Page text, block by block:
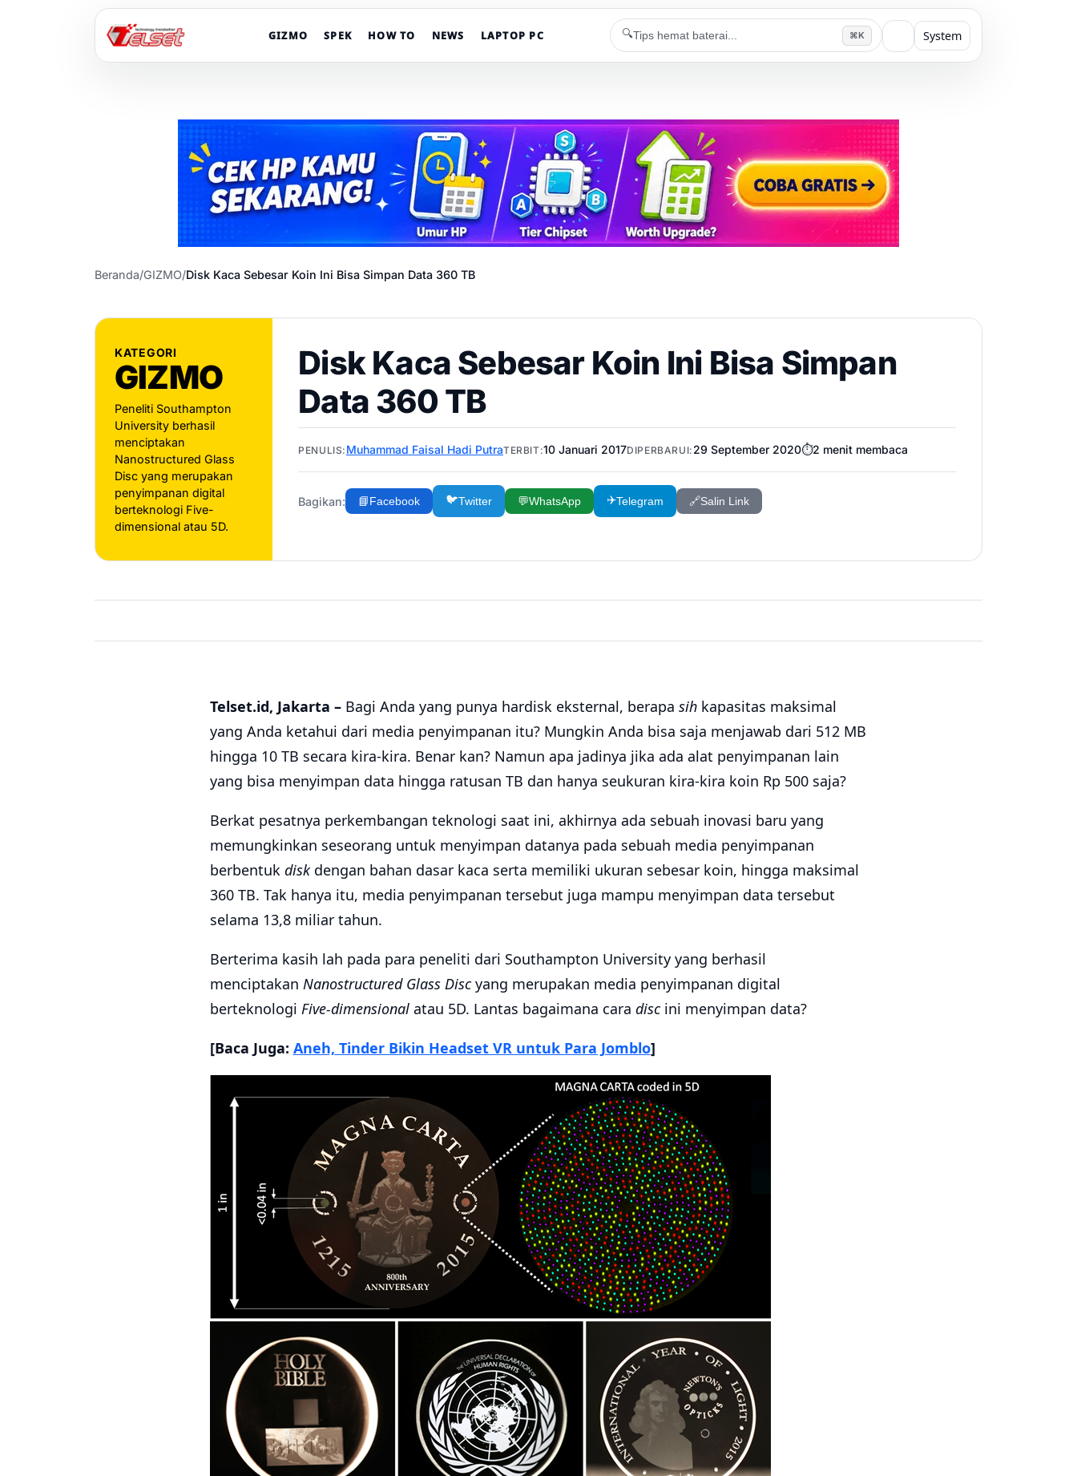
GIZMO SPEK HOW TO NEWS LAPTOP PC 🔍 ⌘K System
Beranda/GIZMO/Disk Kaca Sebesar Koin Ini Bisa Simpan Data 360 TB
KATEGORI
GIZMO
Peneliti Southampton
University berhasil
menciptakan
Nanostructured Glass
Disc yang merupakan
penyimpanan digital
berteknologi Five-
dimensional atau 5D.
Disk Kaca Sebesar Koin Ini Bisa Simpan
Data 360 TB
PENULIS: Muhammad Faisal Hadi PutraTERBIT:10 Januari 2017DIPERBARUI: 29 September 2020⏱️2 menit membaca
Bagikan: 📘Facebook 🐦Twitter 💬WhatsApp ✈️Telegram 🔗Salin Link
Telset.id, Jakarta – Bagi Anda yang punya hardisk eksternal, berapa sihkapasitas maksimal
yang Anda ketahui dari media penyimpanan itu? Mungkin Anda bisa saja menjawab dari 512 MB
hingga 10 TB secara kira-kira. Benar kan? Namun apa jadinya jika ada alat penyimpanan lain
yang bisa menyimpan data hingga ratusan TB dan hanya seukuran kira-kira koin Rp 500 saja?
Berkat pesatnya perkembangan teknologi saat ini, akhirnya ada sebuah inovasi baru yang
memungkinkan seseorang untuk menyimpan datanya pada sebuah media penyimpanan
berbentuk diskdengan bahan dasar kaca serta memiliki ukuran sebesar koin, hingga maksimal
360 TB. Tak hanya itu, media penyimpanan tersebut juga mampu menyimpan data tersebut
selama 13,8 miliar tahun.
Berterima kasih lah pada para peneliti dari Southampton University yang berhasil
menciptakan Nanostructured Glass Discyang merupakan media penyimpanan digital
berteknologi Five-dimensionalatau 5D. Lantas bagaimana cara discini menyimpan data?
[Baca Juga: Aneh, Tinder Bikin Headset VR untuk Para Jomblo]